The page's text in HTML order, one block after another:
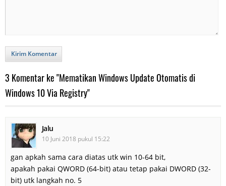
Kirim Komentar
3 Komentar ke "Mematikan Windows Update Otomatis di
Windows 10 Via Registry"
Jalu
10 Juni 2018 pukul 15:22
gan apkah sama cara diatas utk win 10-64 bit,
apakah pakai QWORD (64-bit) atau tetap pakai DWORD (32-
bit) utk langkah no. 5